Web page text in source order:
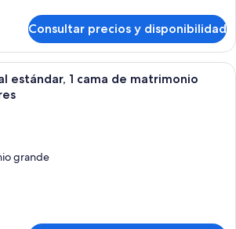
Consultar precios y disponibilidad
Habitación de hotel con una cama
estándar, 1 cama de matrimonio
grande